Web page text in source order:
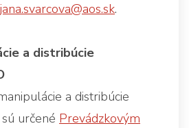
jana.svarcova@aos.sk.
a distribúcie
a distribúcie
určené Prevádzkovým